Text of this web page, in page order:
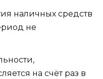
наличных средств
не
на счёт раз в